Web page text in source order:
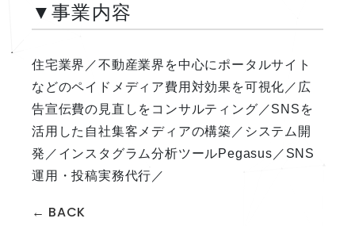
▼事業内容
住宅業界／不動産業界を中心にポータルサイト
などのペイドメディア費用対効果を可視化／広
告宣伝費の見直しをコンサルティング／SNSを
活用した自社集客メディアの構築／システム開
発／インスタグラム分析ツールPegasus／SNS
運用・投稿実務代行／
← BACK